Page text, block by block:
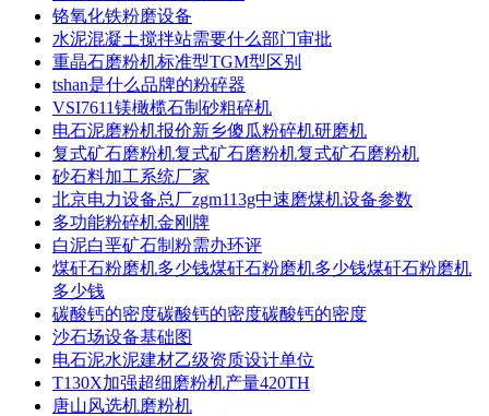
铬氧化铁粉磨设备
水泥混凝土搅拌站需要什么部门审批
重晶石磨粉机标准型TGM型区别
tshan是什么品牌的粉碎器
VSI7611镁橄榄石制砂粗碎机
电石泥磨粉机报价新乡傻瓜粉碎机研磨机
复式矿石磨粉机复式矿石磨粉机复式矿石磨粉机
砂石料加工系统厂家
北京电力设备总厂zgm113g中速磨煤机设备参数
多功能粉碎机金刚牌
白泥白垩矿石制粉需办环评
煤矸石粉磨机多少钱煤矸石粉磨机多少钱煤矸石粉磨机
多少钱
碳酸钙的密度碳酸钙的密度碳酸钙的密度
沙石场设备基础图
电石泥水泥建材乙级资质设计单位
T130X加强超细磨粉机产量420TH
唐山风选机磨粉机